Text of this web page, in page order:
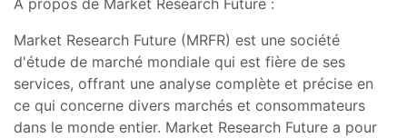
Market Research Future (MRFR) est une société
d'étude de marché mondiale qui est fière de ses
services, offrant une analyse complète et précise en
ce qui concerne divers marchés et consommateurs
dans le monde entier. Market Research Future a pour